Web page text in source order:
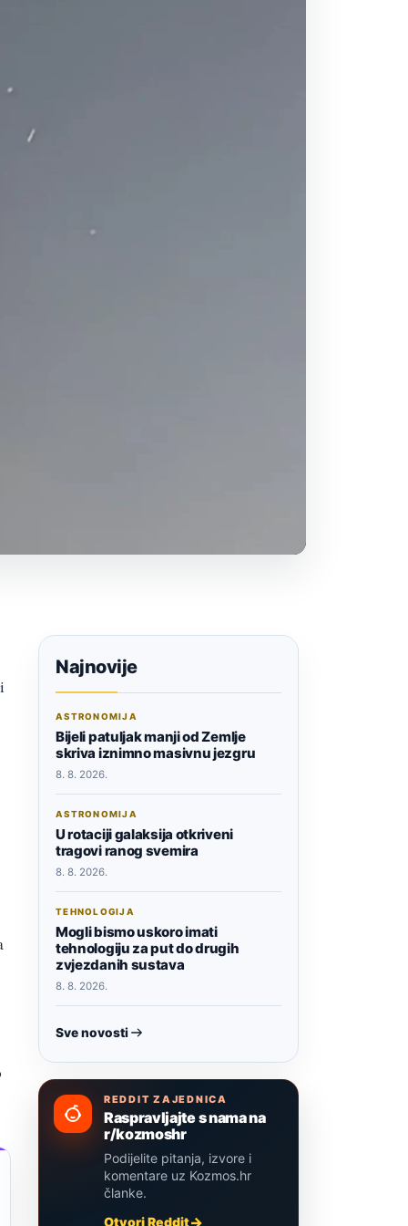
Najnovije
ASTRONOMIJA
Bijeli patuljak manji od Zemlje
skriva iznimno masivnu jezgru
8. 8. 2026.
ASTRONOMIJA
U rotaciji galaksija otkriveni
tragovi ranog svemira
8. 8. 2026.
TEHNOLOGIJA
Mogli bismo uskoro imati
tehnologiju za put do drugih
zvjezdanih sustava
8. 8. 2026.
Sve novosti
REDDIT ZAJEDNICA
Raspravljajte s nama na
r/kozmoshr
Podijelite pitanja, izvore i
komentare uz Kozmos.hr
članke.
Otvori Reddit